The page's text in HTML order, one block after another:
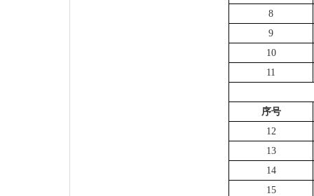
8
9
10
11
序号
12
13
14
15